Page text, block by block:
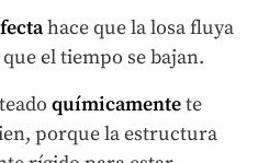
hace que la losa fluya
el tiempo se bajan.
químicamentete
porque la estructura